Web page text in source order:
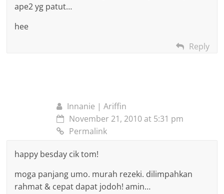
ape2 yg patut…
hee
Reply
Innanie | Ariffin
November 21, 2010 at 5:31 pm
Permalink
happy besday cik tom!
moga panjang umo. murah rezeki. dilimpahkan
rahmat & cepat dapat jodoh! amin…